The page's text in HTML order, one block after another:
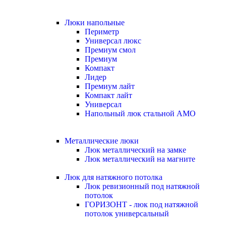
Люки напольные
Периметр
Универсал люкс
Премиум смол
Премиум
Компакт
Лидер
Премиум лайт
Компакт лайт
Универсал
Напольный люк стальной АМО
Металлические люки
Люк металлический на замке
Люк металлический на магните
Люк для натяжного потолка
Люк ревизионный под натяжной
потолок
ГОРИЗОНТ - люк под натяжной
потолок универсальный